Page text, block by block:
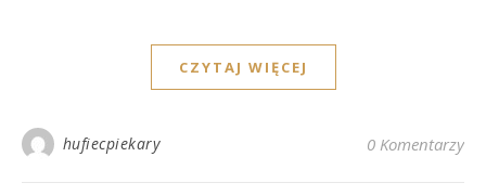
CZYTAJ WIĘCEJ
hufiecpiekary 0 Komentarzy